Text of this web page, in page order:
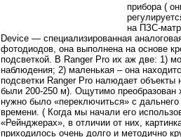
прибора (
на ПЗС-
Device — специализированная
фотодиодов, она выполнена на основе
подсветкой. В Ranger Pro их аж две: 1)
наблюдения; 2) маленькая – она
подсветки Ranger Pro налюдает
были 200-250 м). Ощутимо преобразован
нужно было «переключиться» с
времени. ( Когда мы начали его
«Рейнджерах», в отличии от них,
приходилось очень долго и методично